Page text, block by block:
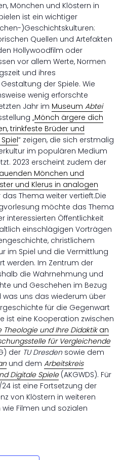
Mönchen und Klöstern in
ist ein wichtiger
)Geschichtskulturen:
Quellen und Artefakten
Hollywoodfilm oder
vor allem Werte, Normen
und ihres
der Spiele. Wie
wenig erforschte
Jahr im Museum Abtei
„Mönch ärgere dich
trinkfeste Brüder und
“ zeigen, die sich erstmalig
im populären Medium
2023 erscheint zudem der
Mönchen und
und Klerus in analogen
das Thema weiter vertieft.Die
möchte das Thema
interessierten Öffentlichkeit
einschlägigen Vorträgen
christlichem
im Spiel und die Vermittlung
werden. Im Zentrum der
die Wahrnehmung und
und Geschehen im Bezug
was uns das wiederum über
für die Gegenwart
ist eine Kooperation zwischen
und Ihre Didaktikan
für Vergleichende
der TU Dresden sowie dem
und dem Arbeitskreis
Digitale Spiele(AKGWDS). Für
ist eine Fortsetzung der
von Klöstern in weiteren
Filmen und sozialen